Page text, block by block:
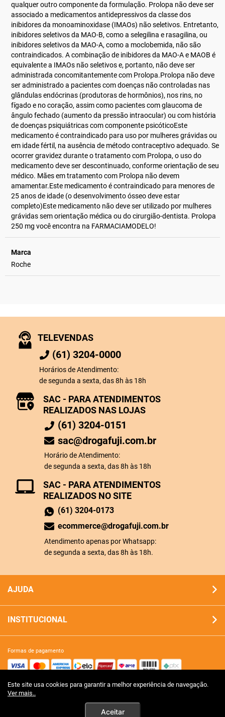
Este site usa cookies para garantir a melhor experiência de navegação.
Ver mais..
Aceitar
qualquer outro componente da formulação. Prolopa não deve ser
associado a medicamentos antidepressivos da classe dos
inibidores da monoaminoxidase (IMAOs) não seletivos. Entretanto,
inibidores seletivos da MAO-B, como a selegilina e rasagilina, ou
inibidores seletivos da MAO-A, como a moclobemida, não são
contraindicados. A combinação de inibidores da MAO-A e MAOB é
equivalente a IMAOs não seletivos e, portanto, não deve ser
administrada concomitantemente com Prolopa.Prolopa não deve
ser administrado a pacientes com doenças não controladas nas
glândulas endócrinas (produtoras de hormônios), nos rins, no
fígado e no coração, assim como pacientes com glaucoma de
ângulo fechado (aumento da pressão intraocular) ou com história
de doenças psiquiátricas com componente psicóticoEste
medicamento é contraindicado para uso por mulheres grávidas ou
em idade fértil, na ausência de método contraceptivo adequado. Se
ocorrer gravidez durante o tratamento com Prolopa, o uso do
medicamento deve ser descontinuado, conforme orientação de seu
médico. Mães em tratamento com Prolopa não devem
amamentar.Este medicamento é contraindicado para menores de
25 anos de idade (o desenvolvimento ósseo deve estar
completo)Este medicamento não deve ser utilizado por mulheres
grávidas sem orientação médica ou do cirurgião-dentista. Prolopa
250 mg você encontra na FARMACIAMODELO!
Marca
Roche
TELEVENDAS
(61) 3204-0000
Horários de Atendimento:
de segunda a sexta, das 8h às 18h
SAC - PARA ATENDIMENTOS
REALIZADOS NO SITE
(61) 3204-0173
ecommerce@drogafuji.com.br
Atendimento apenas por Whatsapp:
de segunda a sexta, das 8h às 18h.
SAC - PARA ATENDIMENTOS
REALIZADOS NAS LOJAS
(61) 3204-0151
sac@drogafuji.com.br
Horário de Atendimento:
de segunda a sexta, das 8h às 18h
AJUDA
INSTITUCIONAL
formas de pagamento
site 100% seguro